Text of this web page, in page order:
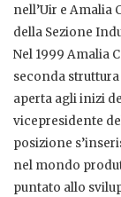
nell’Uir e Amalia
della Sezione
Nel 1999 Amalia
seconda
aperta agli inizi
vicepresidente
posizione
nel mondo
puntato allo